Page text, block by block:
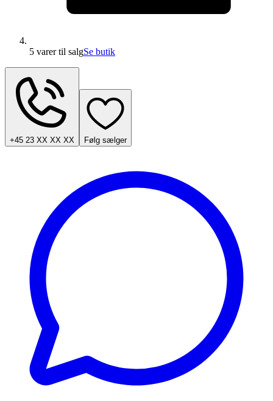
5 varertil salgSe butik
+45 23 XX XX XX Følg sælger